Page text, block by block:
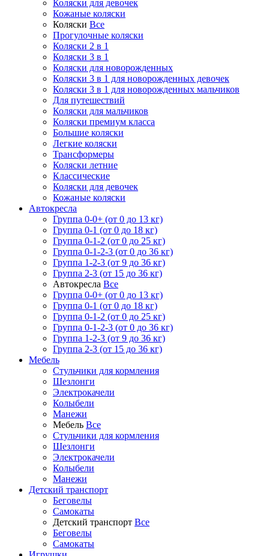
Коляски для девочек
Кожаные коляски
Коляски Все
Прогулочные коляски
Коляски 2 в 1
Коляски 3 в 1
Коляски для новорожденных
Коляски 3 в 1 для новорожденных девочек
Коляски 3 в 1 для новорожденных мальчиков
Для путешествий
Коляски для мальчиков
Коляски премиум класса
Большие коляски
Легкие коляски
Трансформеры
Коляски летние
Классические
Коляски для девочек
Кожаные коляски
Автокресла
Группа 0-0+ (от 0 до 13 кг)
Группа 0-1 (от 0 до 18 кг)
Группа 0-1-2 (от 0 до 25 кг)
Группа 0-1-2-3 (от 0 до 36 кг)
Группа 1-2-3 (от 9 до 36 кг)
Группа 2-3 (от 15 до 36 кг)
Автокресла Все
Группа 0-0+ (от 0 до 13 кг)
Группа 0-1 (от 0 до 18 кг)
Группа 0-1-2 (от 0 до 25 кг)
Группа 0-1-2-3 (от 0 до 36 кг)
Группа 1-2-3 (от 9 до 36 кг)
Группа 2-3 (от 15 до 36 кг)
Мебель
Cтульчики для кормления
Шезлонги
Электрокачели
Колыбели
Манежи
Мебель Все
Cтульчики для кормления
Шезлонги
Электрокачели
Колыбели
Манежи
Детский транспорт
Беговелы
Самокаты
Детский транспорт Все
Беговелы
Самокаты